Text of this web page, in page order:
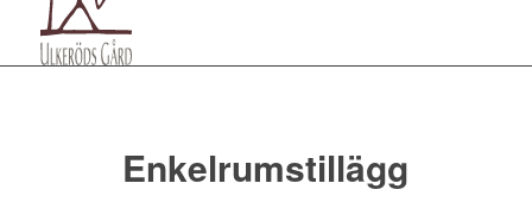
Enkelrumstillägg